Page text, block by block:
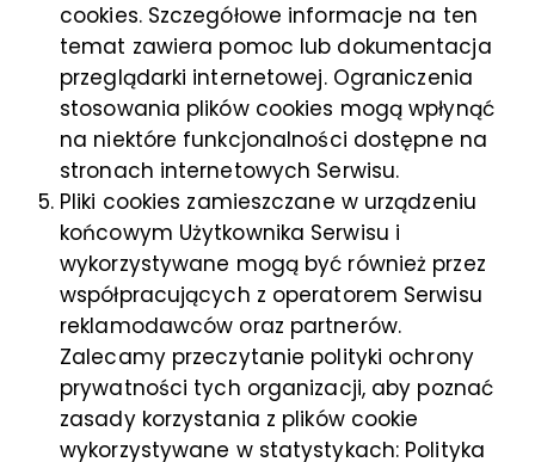
cookies. Szczegółowe informacje na ten
temat zawiera pomoc lub dokumentacja
przeglądarki internetowej. Ograniczenia
stosowania plików cookies mogą wpłynąć
na niektóre funkcjonalności dostępne na
stronach internetowych Serwisu.
Pliki cookies zamieszczane w urządzeniu
końcowym Użytkownika Serwisu i
wykorzystywane mogą być również przez
współpracujących z operatorem Serwisu
reklamodawców oraz partnerów.
Zalecamy przeczytanie polityki ochrony
prywatności tych organizacji, aby poznać
zasady korzystania z plików cookie
wykorzystywane w statystykach: Polityka